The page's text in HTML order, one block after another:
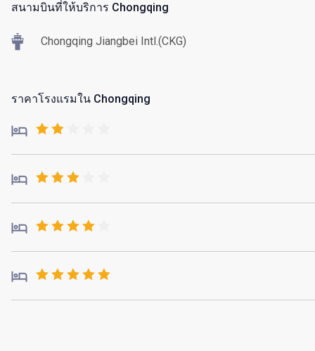
สนามบินที่ให้บริการ Chongqing
Chongqing Jiangbei Intl.(CKG)
ราคาโรงแรมใน Chongqing